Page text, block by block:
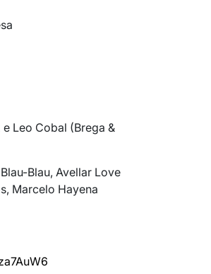
Leo Cobal (Brega &
Blau, Avellar Love
Marcelo Hayena